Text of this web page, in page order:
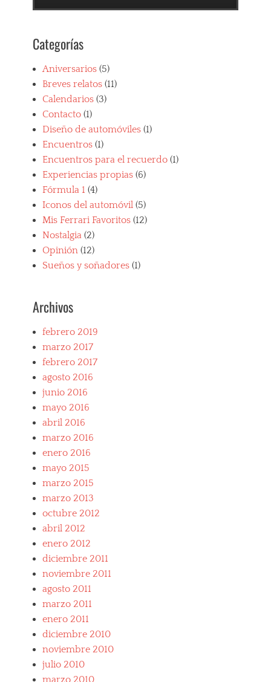
Categorías
Aniversarios (5)
Breves relatos (11)
Calendarios (3)
Contacto (1)
Diseño de automóviles (1)
Encuentros (1)
Encuentros para el recuerdo (1)
Experiencias propias (6)
Fórmula 1 (4)
Iconos del automóvil (5)
Mis Ferrari Favoritos (12)
Nostalgia (2)
Opinión (12)
Sueños y soñadores (1)
Archivos
febrero 2019
marzo 2017
febrero 2017
agosto 2016
junio 2016
mayo 2016
abril 2016
marzo 2016
enero 2016
mayo 2015
marzo 2015
marzo 2013
octubre 2012
abril 2012
enero 2012
diciembre 2011
noviembre 2011
agosto 2011
marzo 2011
enero 2011
diciembre 2010
noviembre 2010
julio 2010
marzo 2010